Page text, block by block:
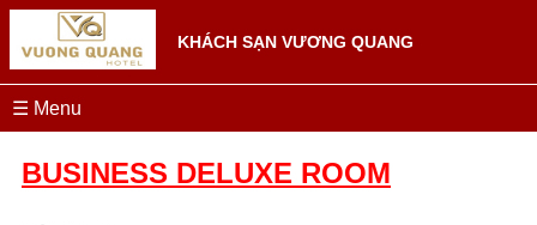
KHÁCH SẠN VƯƠNG QUANG
☰ Menu
BUSINESS DELUXE ROOM